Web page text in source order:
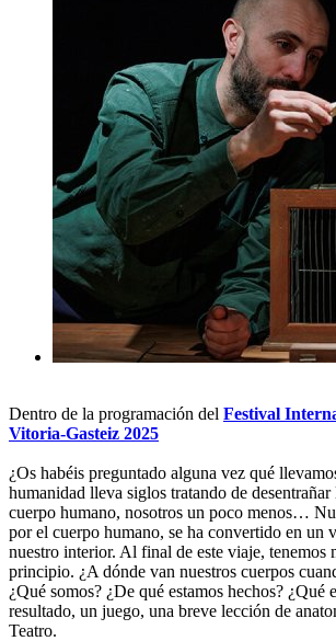
Dentro de la programación del Festival
Vitoria-Gasteiz 2025
¿Os habéis preguntado alguna vez qué
humanidad lleva siglos tratando de
cuerpo humano, nosotros un poco menos…
por el cuerpo humano, se ha convertido en un
nuestro interior. Al final de este viaje, tenemos
principio. ¿A dónde van nuestros cuerpos
¿Qué somos? ¿De qué estamos hechos? ¿Qué
resultado, un juego, una breve lección de
Teatro.